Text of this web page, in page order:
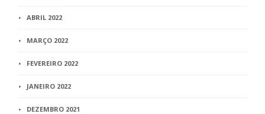
ABRIL 2022
MARÇO 2022
FEVEREIRO 2022
JANEIRO 2022
DEZEMBRO 2021